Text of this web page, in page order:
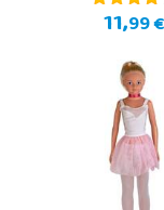
11,99 €